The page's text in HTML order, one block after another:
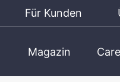
Für Kunden
Magazin